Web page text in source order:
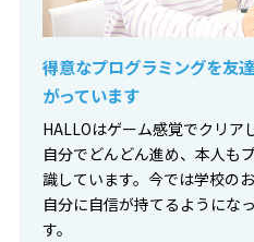
得意なプログラミングを友
がっています
HALLOはゲーム感覚でクリア
自分でどんどん進め、本人も
識しています。今では学校の
自分に自信が持てるようにな
す。